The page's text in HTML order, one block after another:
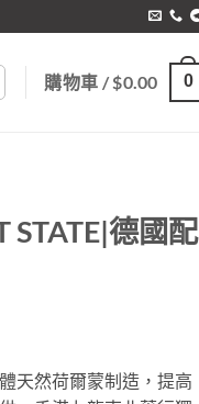
購物車 /$0.00 0
STATE|德國配
天然荷爾蒙制造，提高